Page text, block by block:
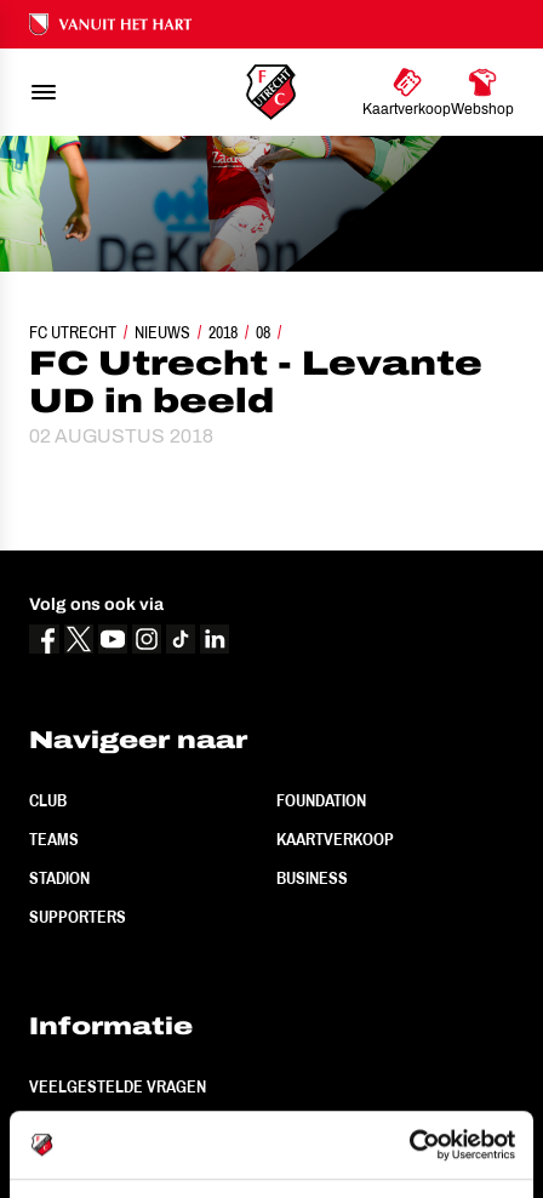
Ons nalatenschap
KaartverkoopWebshop
FC UTRECHT NIEUWS 2018 08
FC UTRECHT - LEVANTE UD IN BEELD
FC Utrecht - Levante
UD in beeld
02 AUGUSTUS 2018
Volg ons ook via
Navigeer naar
CLUB
TEAMS
STADION
SUPPORTERS
FOUNDATION
KAARTVERKOOP
BUSINESS
Informatie
VEELGESTELDE VRAGEN
WERKEN BIJ